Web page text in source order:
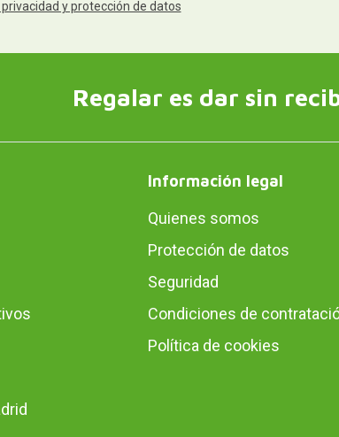
privacidad y protección de datos
Regalar es dar sin
Información legal
Quienes somos
Protección de datos
Seguridad
Condiciones de
Política de cookies